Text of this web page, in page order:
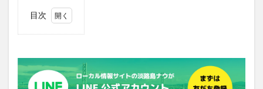
目次
古い
イタ